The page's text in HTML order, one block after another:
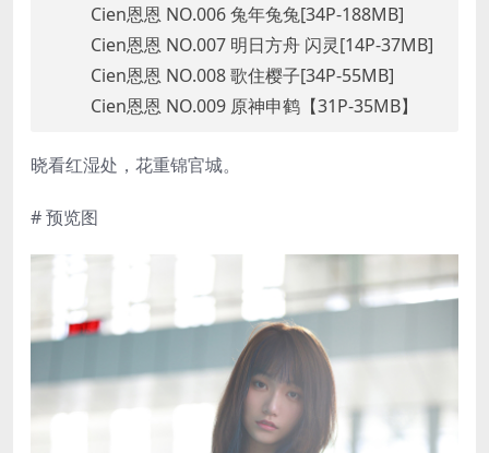
Cien恩恩 NO.006 兔年兔兔[34P-188MB]
Cien恩恩 NO.007 明日方舟 闪灵[14P-37MB]
Cien恩恩 NO.008 歌住樱子[34P-55MB]
Cien恩恩 NO.009 原神申鹤【31P-35MB】
晓看红湿处，花重锦官城。
# 预览图